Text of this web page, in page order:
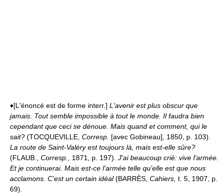
♦[L'énoncé est de forme interr.] L'avenir est plus obscur que
jamais. Tout semble impossible à tout le monde. Il faudra bien
cependant que ceci se dénoue. Mais quand et comment, qui le
sait? (TOCQUEVILLE, Corresp. [avec Gobineau], 1850, p. 103).
La route de Saint-Valéry est toujours là, mais est-elle sûre?
(FLAUB., Corresp., 1871, p. 197). J'ai beaucoup crié: vive l'armée.
Et je continuerai. Mais est-ce l'armée telle qu'elle est que nous
acclamons. C'est un certain idéal(BARRÈS, Cahiers, t. 5, 1907, p.
69).